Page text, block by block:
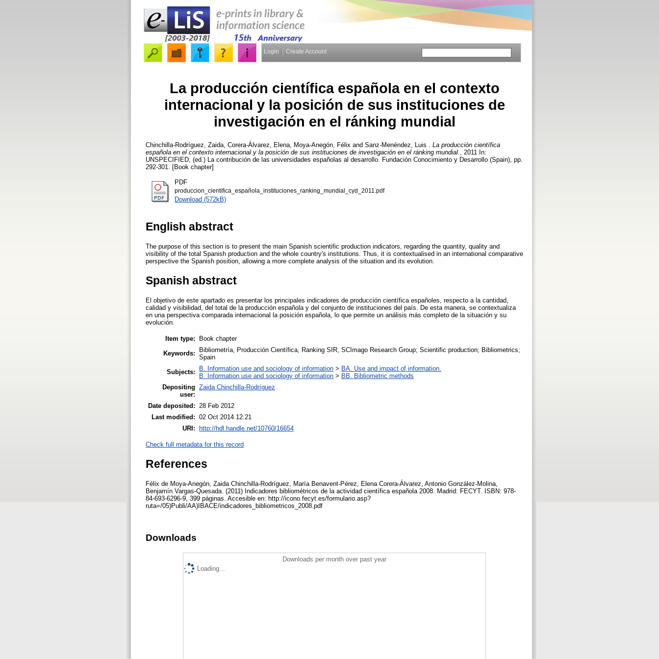
Login Create Account
La producción científica española en el contexto
internacional y la posición de sus instituciones de
investigación en el ránking mundial
Chinchilla-Rodríguez, Zaida Corera-Álvarez, Elena Moya-Anegón, Félix and Sanz-Menéndez, Luis
La producción científica
española en el contexto internacional y la posición de sus instituciones de investigación en el ránking mundial.
, 2011 In:
UNSPECIFIED, (ed.) La contribución de las universidades españolas al desarrollo. Fundación Conocimiento y Desarrollo (Spain), pp.
292-301. [Book chapter]
PDF
produccion_cientifica_española_instituciones_ranking_mundial_cyd_2011.pdf
Download (572kB)
English abstract
The purpose of this section is to present the main Spanish scientific production indicators, regarding the quantity, quality and
visibility of the total Spanish production and the whole country's institutions. Thus, it is contextualised in an international comparative
perspective the Spanish position, allowing a more complete analysis of the situation and its evolution.
Spanish abstract
El objetivo de este apartado es presentar los principales indicadores de producción científica españoles, respecto a la cantidad,
calidad y visibilidad, del total de la producción española y del conjunto de instituciones del país. De esta manera, se contextualiza
en una perspectiva comparada internacional la posición española, lo que permite un análisis más completo de la situación y su
evolución.
Item type:
Book chapter
Keywords:
Bibliometría, Producción Científica, Ranking SIR, SCImago Research Group; Scientific production; Bibliometrics;
Spain
Subjects:
B. Information use and sociology of information > BA. Use and impact of information.
B. Information use and sociology of information > BB. Bibliometric methods
Depositing
user:
Zaida Chinchilla-Rodríguez
Date deposited:
28 Feb 2012
Last modified: 02 Oct 2014 12:21
URI:
http://hdl.handle.net/10760/16654
Check full metadata for this record
References
Félix de Moya-Anegón, Zaida Chinchilla-Rodríguez, María Benavent-Pérez, Elena Corera-Álvarez, Antonio González-Molina,
Benjamín Vargas-Quesada. (2011) Indicadores bibliométricos de la actividad científica española 2008. Madrid: FECYT. ISBN: 978-
84-693-6296-9, 399 páginas. Accesible en: http://icono.fecyt.es/formulario.asp?
ruta=/05)Publi/AA)IBACE/indicadores_bibliometricos_2008.pdf
Downloads
Downloads per month over past year
Loading...